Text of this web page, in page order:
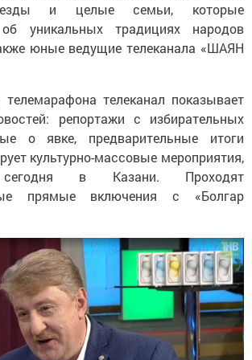
и целые семьи, которые
уникальных традициях народов
юные ведущие телеканала «ШАЯН
телеканал показывает
репортажи с избирательных
о явке, предварительные итоги
культурно-массовые мероприятия,
в Казани. Проходят
прямые включения с «Болгар